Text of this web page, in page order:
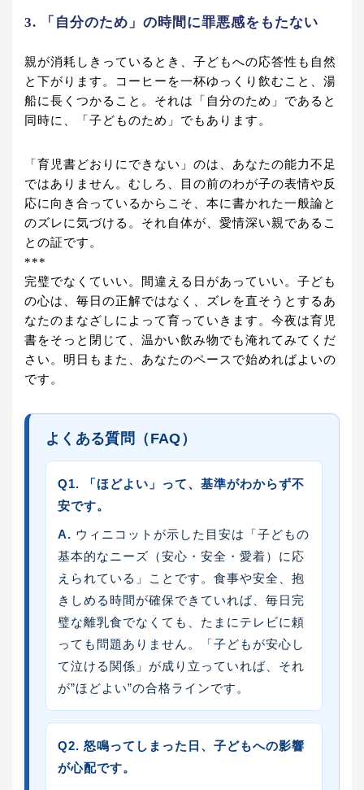
3. 「自分のため」の時間に罪悪感をもたない
親が消耗しきっているとき、子どもへの応答性も自然
と下がります。コーヒーを一杯ゆっくり飲むこと、湯
船に長くつかること。それは「自分のため」であると
同時に、「子どものため」でもあります。
「育児書どおりにできない」のは、あなたの能力不足
ではありません。むしろ、目の前のわが子の表情や反
応に向き合っているからこそ、本に書かれた一般論と
のズレに気づける。それ自体が、愛情深い親であるこ
との証です。
***
完璧でなくていい。間違える日があっていい。子ども
の心は、毎日の正解ではなく、ズレを直そうとするあ
なたのまなざしによって育っていきます。今夜は育児
書をそっと閉じて、温かい飲み物でも淹れてみてくだ
さい。明日もまた、あなたのペースで始めればよいの
です。
よくある質問（FAQ）
Q1. 「ほどよい」って、基準がわからず不
安です。
A. ウィニコットが示した目安は「子どもの
基本的なニーズ（安心・安全・愛着）に応
えられている」ことです。食事や安全、抱
きしめる時間が確保できていれば、毎日完
璧な離乳食でなくても、たまにテレビに頼
っても問題ありません。「子どもが安心し
て泣ける関係」が成り立っていれば、それ
が”ほどよい”の合格ラインです。
Q2. 怒鳴ってしまった日、子どもへの影響
が心配です。